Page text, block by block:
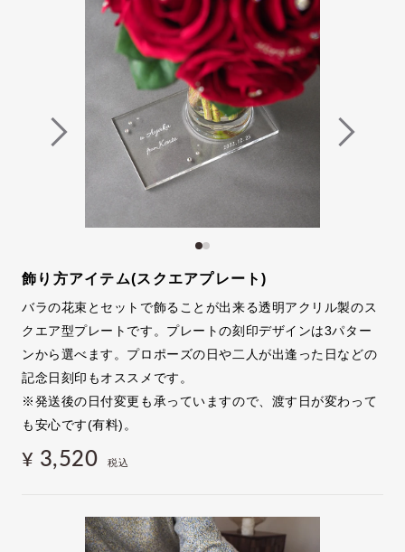
飾り方アイテム(スクエアプレート)
バラの花束とセットで飾ることが出来る透明アクリル製のス
クエア型プレートです。プレートの刻印デザインは3パター
ンから選べます。プロポーズの日や二人が出逢った日などの
記念日刻印もオススメです。
※発送後の日付変更も承っていますので、渡す日が変わって
も安心です(有料)。
¥ 3,520 税込